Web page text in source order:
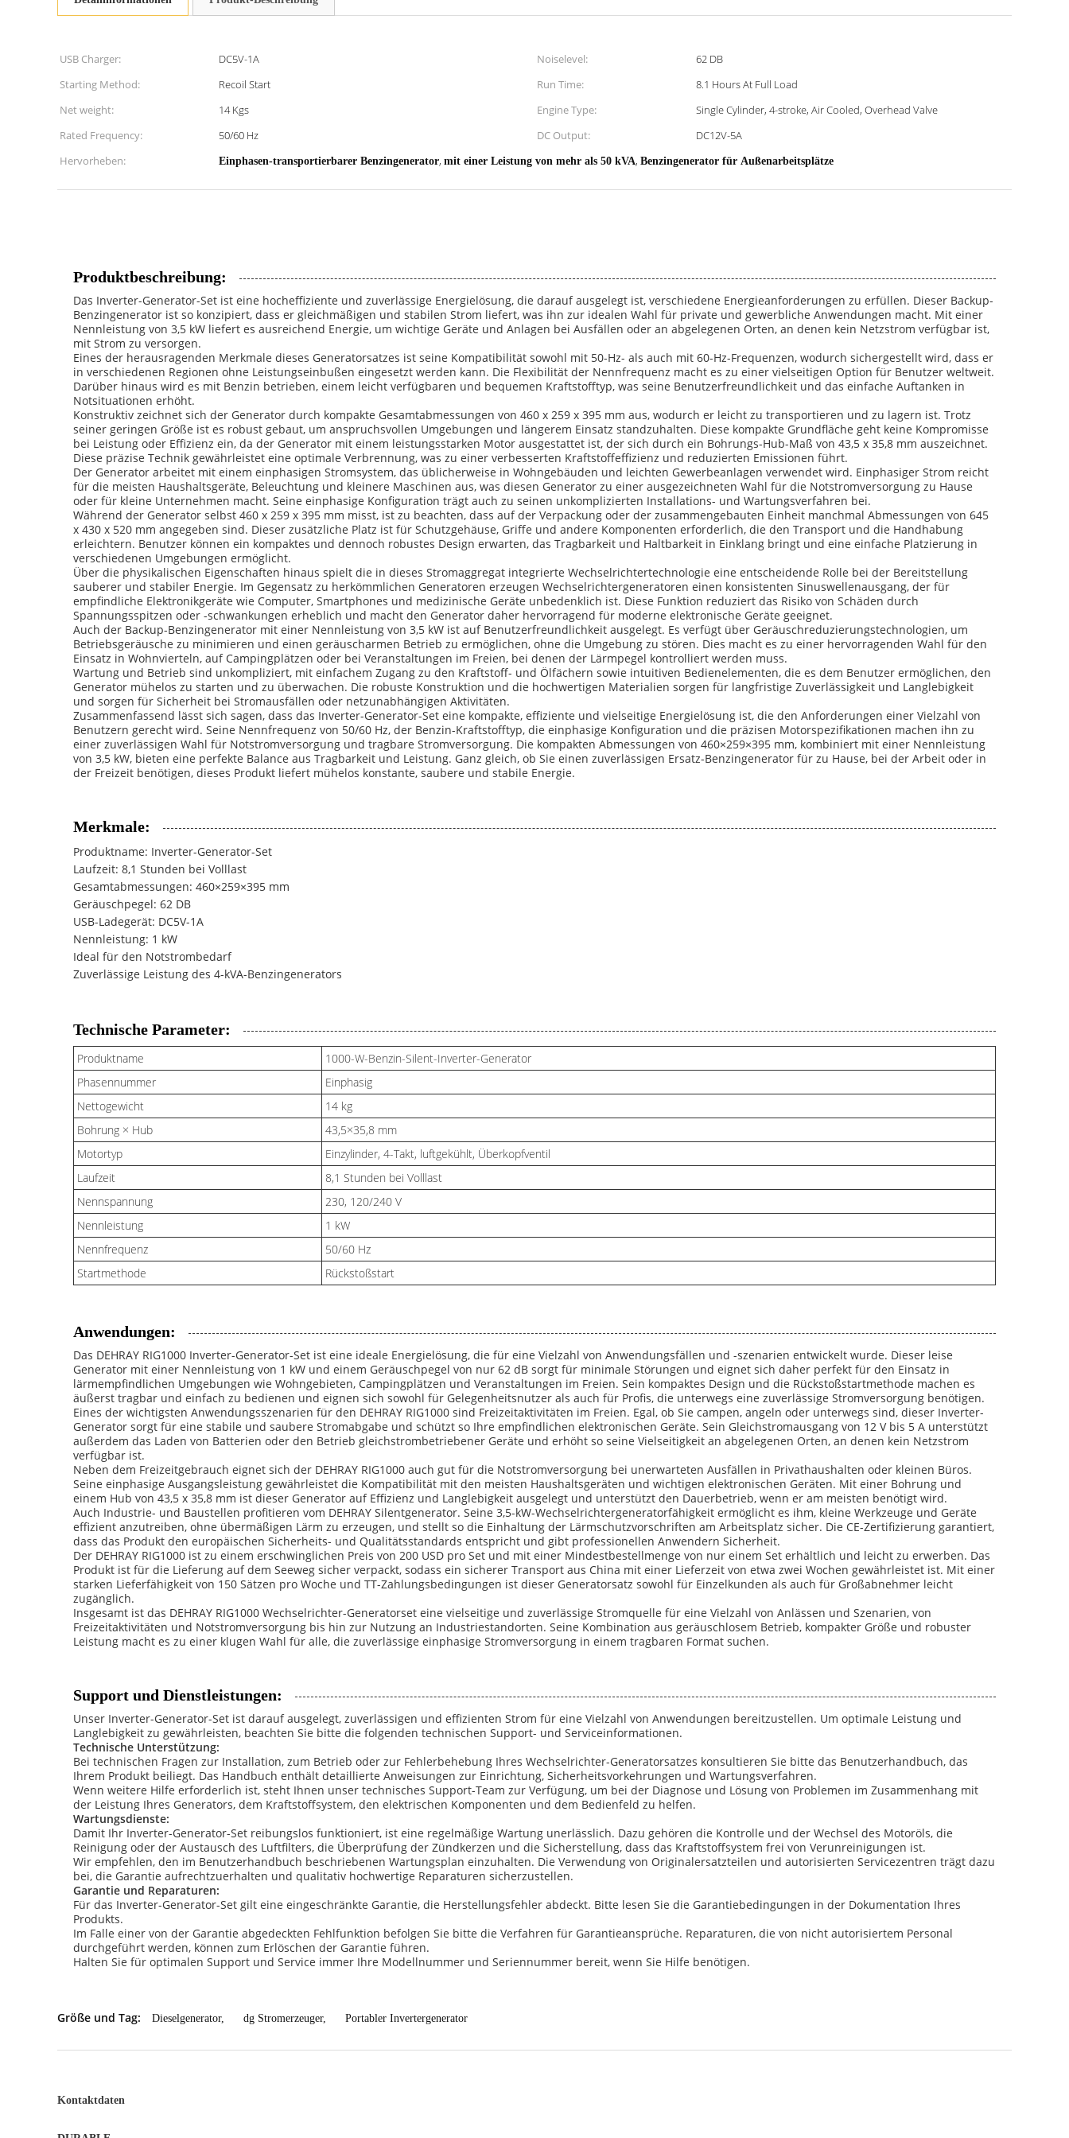
USB Charger: DC5V-1A Noiselevel:
62 DB
Starting Method:
Recoil Start Run Time:
8.1 Hours At Full Load
Net weight:
14 Kgs Engine Type:
Single Cylinder, 4-stroke, Air Cooled, Overhead Valve
Rated Frequency:
50/60 Hz DC Output:
DC12V-5A
Hervorheben:
Einphasen-transportierbarer Benzingenerator, mit einer Leistung von mehr als 50 kVA, Benzingenerator für Außenarbeitsplätze
Produktbeschreibung:
Das Inverter-Generator-Set ist eine hocheffiziente und zuverlässige Energielösung, die darauf ausgelegt ist, verschiedene Energieanforderungen zu erfüllen. Dieser Backup-
Benzingenerator ist so konzipiert, dass er gleichmäßigen und stabilen Strom liefert, was ihn zur idealen Wahl für private und gewerbliche Anwendungen macht. Mit einer
Nennleistung von 3,5 kW liefert es ausreichend Energie, um wichtige Geräte und Anlagen bei Ausfällen oder an abgelegenen Orten, an denen kein Netzstrom verfügbar ist,
mit Strom zu versorgen.
Eines der herausragenden Merkmale dieses Generatorsatzes ist seine Kompatibilität sowohl mit 50-Hz- als auch mit 60-Hz-Frequenzen, wodurch sichergestellt wird, dass er
in verschiedenen Regionen ohne Leistungseinbußen eingesetzt werden kann. Die Flexibilität der Nennfrequenz macht es zu einer vielseitigen Option für Benutzer weltweit.
Darüber hinaus wird es mit Benzin betrieben, einem leicht verfügbaren und bequemen Kraftstofftyp, was seine Benutzerfreundlichkeit und das einfache Auftanken in
Notsituationen erhöht.
Konstruktiv zeichnet sich der Generator durch kompakte Gesamtabmessungen von 460 x 259 x 395 mm aus, wodurch er leicht zu transportieren und zu lagern ist. Trotz
seiner geringen Größe ist es robust gebaut, um anspruchsvollen Umgebungen und längerem Einsatz standzuhalten. Diese kompakte Grundfläche geht keine Kompromisse
bei Leistung oder Effizienz ein, da der Generator mit einem leistungsstarken Motor ausgestattet ist, der sich durch ein Bohrungs-Hub-Maß von 43,5 x 35,8 mm auszeichnet.
Diese präzise Technik gewährleistet eine optimale Verbrennung, was zu einer verbesserten Kraftstoffeffizienz und reduzierten Emissionen führt.
Der Generator arbeitet mit einem einphasigen Stromsystem, das üblicherweise in Wohngebäuden und leichten Gewerbeanlagen verwendet wird. Einphasiger Strom reicht
für die meisten Haushaltsgeräte, Beleuchtung und kleinere Maschinen aus, was diesen Generator zu einer ausgezeichneten Wahl für die Notstromversorgung zu Hause
oder für kleine Unternehmen macht. Seine einphasige Konfiguration trägt auch zu seinen unkomplizierten Installations- und Wartungsverfahren bei.
Während der Generator selbst 460 x 259 x 395 mm misst, ist zu beachten, dass auf der Verpackung oder der zusammengebauten Einheit manchmal Abmessungen von 645
x 430 x 520 mm angegeben sind. Dieser zusätzliche Platz ist für Schutzgehäuse, Griffe und andere Komponenten erforderlich, die den Transport und die Handhabung
erleichtern. Benutzer können ein kompaktes und dennoch robustes Design erwarten, das Tragbarkeit und Haltbarkeit in Einklang bringt und eine einfache Platzierung in
verschiedenen Umgebungen ermöglicht.
Über die physikalischen Eigenschaften hinaus spielt die in dieses Stromaggregat integrierte Wechselrichtertechnologie eine entscheidende Rolle bei der Bereitstellung
sauberer und stabiler Energie. Im Gegensatz zu herkömmlichen Generatoren erzeugen Wechselrichtergeneratoren einen konsistenten Sinuswellenausgang, der für
empfindliche Elektronikgeräte wie Computer, Smartphones und medizinische Geräte unbedenklich ist. Diese Funktion reduziert das Risiko von Schäden durch
Spannungsspitzen oder -schwankungen erheblich und macht den Generator daher hervorragend für moderne elektronische Geräte geeignet.
Auch der Backup-Benzingenerator mit einer Nennleistung von 3,5 kW ist auf Benutzerfreundlichkeit ausgelegt. Es verfügt über Geräuschreduzierungstechnologien, um
Betriebsgeräusche zu minimieren und einen geräuscharmen Betrieb zu ermöglichen, ohne die Umgebung zu stören. Dies macht es zu einer hervorragenden Wahl für den
Einsatz in Wohnvierteln, auf Campingplätzen oder bei Veranstaltungen im Freien, bei denen der Lärmpegel kontrolliert werden muss.
Wartung und Betrieb sind unkompliziert, mit einfachem Zugang zu den Kraftstoff- und Ölfächern sowie intuitiven Bedienelementen, die es dem Benutzer ermöglichen, den
Generator mühelos zu starten und zu überwachen. Die robuste Konstruktion und die hochwertigen Materialien sorgen für langfristige Zuverlässigkeit und Langlebigkeit
und sorgen für Sicherheit bei Stromausfällen oder netzunabhängigen Aktivitäten.
Zusammenfassend lässt sich sagen, dass das Inverter-Generator-Set eine kompakte, effiziente und vielseitige Energielösung ist, die den Anforderungen einer Vielzahl von
Benutzern gerecht wird. Seine Nennfrequenz von 50/60 Hz, der Benzin-Kraftstofftyp, die einphasige Konfiguration und die präzisen Motorspezifikationen machen ihn zu
einer zuverlässigen Wahl für Notstromversorgung und tragbare Stromversorgung. Die kompakten Abmessungen von 460×259×395 mm, kombiniert mit einer Nennleistung
von 3,5 kW, bieten eine perfekte Balance aus Tragbarkeit und Leistung. Ganz gleich, ob Sie einen zuverlässigen Ersatz-Benzingenerator für zu Hause, bei der Arbeit oder in
der Freizeit benötigen, dieses Produkt liefert mühelos konstante, saubere und stabile Energie.
Merkmale:
Produktname: Inverter-Generator-Set
Laufzeit: 8,1 Stunden bei Volllast
Gesamtabmessungen: 460×259×395 mm
Geräuschpegel: 62 DB
USB-Ladegerät: DC5V-1A
Nennleistung: 1 kW
Ideal für den Notstrombedarf
Zuverlässige Leistung des 4-kVA-Benzingenerators
Technische Parameter:
Produktname
1000-W-Benzin-Silent-Inverter-Generator
Phasennummer
Einphasig
Nettogewicht
14 kg
Bohrung × Hub
43,5×35,8 mm
Motortyp
Einzylinder, 4-Takt, luftgekühlt, Überkopfventil
Laufzeit
8,1 Stunden bei Volllast
Nennspannung
230, 120/240 V
Nennleistung
1 kW
Nennfrequenz
50/60 Hz
Startmethode
Rückstoßstart
Anwendungen:
Das DEHRAY RIG1000 Inverter-Generator-Set ist eine ideale Energielösung, die für eine Vielzahl von Anwendungsfällen und -szenarien entwickelt wurde. Dieser leise
Generator mit einer Nennleistung von 1 kW und einem Geräuschpegel von nur 62 dB sorgt für minimale Störungen und eignet sich daher perfekt für den Einsatz in
lärmempfindlichen Umgebungen wie Wohngebieten, Campingplätzen und Veranstaltungen im Freien. Sein kompaktes Design und die Rückstoßstartmethode machen es
äußerst tragbar und einfach zu bedienen und eignen sich sowohl für Gelegenheitsnutzer als auch für Profis, die unterwegs eine zuverlässige Stromversorgung benötigen.
Eines der wichtigsten Anwendungsszenarien für den DEHRAY RIG1000 sind Freizeitaktivitäten im Freien. Egal, ob Sie campen, angeln oder unterwegs sind, dieser Inverter-
Generator sorgt für eine stabile und saubere Stromabgabe und schützt so Ihre empfindlichen elektronischen Geräte. Sein Gleichstromausgang von 12 V bis 5 A unterstützt
außerdem das Laden von Batterien oder den Betrieb gleichstrombetriebener Geräte und erhöht so seine Vielseitigkeit an abgelegenen Orten, an denen kein Netzstrom
verfügbar ist.
Neben dem Freizeitgebrauch eignet sich der DEHRAY RIG1000 auch gut für die Notstromversorgung bei unerwarteten Ausfällen in Privathaushalten oder kleinen Büros.
Seine einphasige Ausgangsleistung gewährleistet die Kompatibilität mit den meisten Haushaltsgeräten und wichtigen elektronischen Geräten. Mit einer Bohrung und
einem Hub von 43,5 x 35,8 mm ist dieser Generator auf Effizienz und Langlebigkeit ausgelegt und unterstützt den Dauerbetrieb, wenn er am meisten benötigt wird.
Auch Industrie- und Baustellen profitieren vom DEHRAY Silentgenerator. Seine 3,5-kW-Wechselrichtergeneratorfähigkeit ermöglicht es ihm, kleine Werkzeuge und Geräte
effizient anzutreiben, ohne übermäßigen Lärm zu erzeugen, und stellt so die Einhaltung der Lärmschutzvorschriften am Arbeitsplatz sicher. Die CE-Zertifizierung garantiert,
dass das Produkt den europäischen Sicherheits- und Qualitätsstandards entspricht und gibt professionellen Anwendern Sicherheit.
Der DEHRAY RIG1000 ist zu einem erschwinglichen Preis von 200 USD pro Set und mit einer Mindestbestellmenge von nur einem Set erhältlich und leicht zu erwerben. Das
Produkt ist für die Lieferung auf dem Seeweg sicher verpackt, sodass ein sicherer Transport aus China mit einer Lieferzeit von etwa zwei Wochen gewährleistet ist. Mit einer
starken Lieferfähigkeit von 150 Sätzen pro Woche und TT-Zahlungsbedingungen ist dieser Generatorsatz sowohl für Einzelkunden als auch für Großabnehmer leicht
zugänglich.
Insgesamt ist das DEHRAY RIG1000 Wechselrichter-Generatorset eine vielseitige und zuverlässige Stromquelle für eine Vielzahl von Anlässen und Szenarien, von
Freizeitaktivitäten und Notstromversorgung bis hin zur Nutzung an Industriestandorten. Seine Kombination aus geräuschlosem Betrieb, kompakter Größe und robuster
Leistung macht es zu einer klugen Wahl für alle, die zuverlässige einphasige Stromversorgung in einem tragbaren Format suchen.
Support und Dienstleistungen:
Unser Inverter-Generator-Set ist darauf ausgelegt, zuverlässigen und effizienten Strom für eine Vielzahl von Anwendungen bereitzustellen. Um optimale Leistung und
Langlebigkeit zu gewährleisten, beachten Sie bitte die folgenden technischen Support- und Serviceinformationen.
Technische Unterstützung:
Bei technischen Fragen zur Installation, zum Betrieb oder zur Fehlerbehebung Ihres Wechselrichter-Generatorsatzes konsultieren Sie bitte das Benutzerhandbuch, das
Ihrem Produkt beiliegt. Das Handbuch enthält detaillierte Anweisungen zur Einrichtung, Sicherheitsvorkehrungen und Wartungsverfahren.
Wenn weitere Hilfe erforderlich ist, steht Ihnen unser technisches Support-Team zur Verfügung, um bei der Diagnose und Lösung von Problemen im Zusammenhang mit
der Leistung Ihres Generators, dem Kraftstoffsystem, den elektrischen Komponenten und dem Bedienfeld zu helfen.
Wartungsdienste:
Damit Ihr Inverter-Generator-Set reibungslos funktioniert, ist eine regelmäßige Wartung unerlässlich. Dazu gehören die Kontrolle und der Wechsel des Motoröls, die
Reinigung oder der Austausch des Luftfilters, die Überprüfung der Zündkerzen und die Sicherstellung, dass das Kraftstoffsystem frei von Verunreinigungen ist.
Wir empfehlen, den im Benutzerhandbuch beschriebenen Wartungsplan einzuhalten. Die Verwendung von Originalersatzteilen und autorisierten Servicezentren trägt dazu
bei, die Garantie aufrechtzuerhalten und qualitativ hochwertige Reparaturen sicherzustellen.
Garantie und Reparaturen:
Für das Inverter-Generator-Set gilt eine eingeschränkte Garantie, die Herstellungsfehler abdeckt. Bitte lesen Sie die Garantiebedingungen in der Dokumentation Ihres
Produkts.
Im Falle einer von der Garantie abgedeckten Fehlfunktion befolgen Sie bitte die Verfahren für Garantieansprüche. Reparaturen, die von nicht autorisiertem Personal
durchgeführt werden, können zum Erlöschen der Garantie führen.
Halten Sie für optimalen Support und Service immer Ihre Modellnummer und Seriennummer bereit, wenn Sie Hilfe benötigen.
Größe und Tag: Dieselgenerator, dg Stromerzeuger, Portabler Invertergenerator
Kontaktdaten